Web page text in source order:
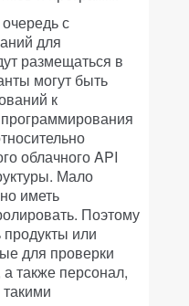
с
для
размещаться в
могут быть
к
облачного API
Мало
иметь
Поэтому
или
для проверки
также персонал,